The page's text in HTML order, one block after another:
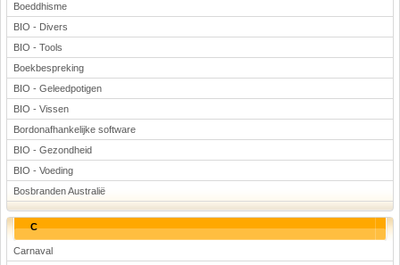
Boeddhisme
BIO - Divers
BIO - Tools
Boekbespreking
BIO - Geleedpotigen
BIO - Vissen
Bordonafhankelijke software
BIO - Gezondheid
BIO - Voeding
Bosbranden Australië
C
Carnaval